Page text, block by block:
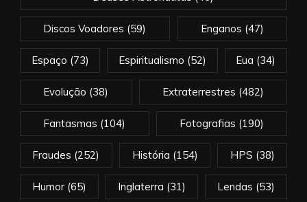
Discos Voadores (59) Enganos (47)
Espaço (73) Espiritualismo (52) Eua (34)
Evolução (38) Extraterrestres (482)
Fantasmas (104) Fotografias (190)
Fraudes (252) História (154) HPS (38)
Humor(65) Inglaterra (31) Lendas (53)